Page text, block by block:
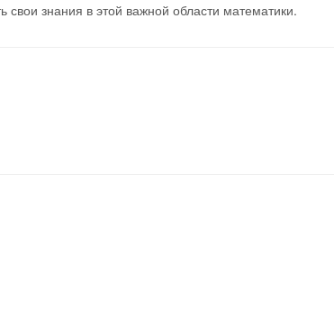
знания в этой важной области математики.